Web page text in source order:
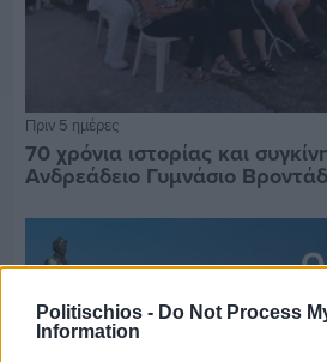
Politischios - Do Not Process
Information
Πριν 5 ημέρες
70 χρόνια ιστορίας και
Ανδρεάδειο Γυμνάσιο